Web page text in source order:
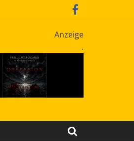
Anzeige
.